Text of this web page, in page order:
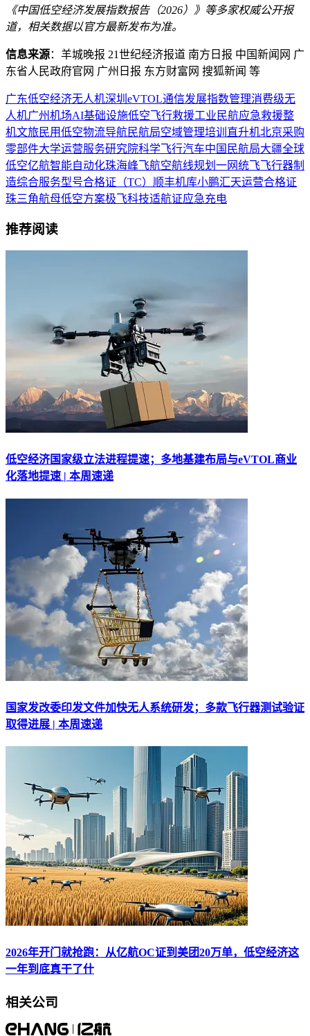
《中国低空经济发展指数报告（2026）》等多家权威公开报
道，相关数据以官方最新发布为准。
信息来源：羊城晚报 21世纪经济报道 南方日报 中国新闻网 广
东省人民政府官网 广州日报 东方财富网 搜狐新闻 等
广东低空经济无人机深圳 eVTOL通信发展指数管理消费级无
人机广州机场AI基础设施低空飞行救援工业 民航应急救援整
机文旅民用低空物流导航民航局空域管理培训 直升机北京采购
零部件大学运营服务研究院科学飞行汽车中国民航局大疆全球
低空亿航智能自动化珠海峰飞航空航线规划 一网统飞飞行器制
造综合服务型号合格证（TC） 顺丰机库小鹏汇天运营合格证
珠三角航母低空方案极飞科技适航证应急充电
推荐阅读
低空经济国家级立法进程提速；多地基建布局与eVTOL商业
化落地提速 | 本周速递
国家发改委印发文件加快无人系统研发；多款飞行器测试验证
取得进展 | 本周速递
2026年开门就抢跑：从亿航OC证到美团20万单，低空经济这
一年到底真干了什
相关公司